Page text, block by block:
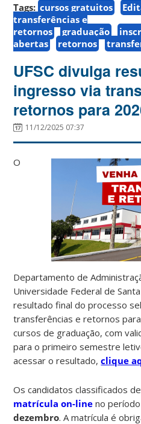
Tags: cursos gratuitos
transferências e
retornos
graduação
abertas
retornos
UFSC divulga
ingresso via
retornos para
11/12/2025 07:37
O
Departamento de
Universidade Federal de
resultado final do processo
transferências e retornos
cursos de graduação, com
para o primeiro semestre
acessar o resultado,clique
Os candidatos classificados
matrícula on-line no
dezembro. A matrícula é